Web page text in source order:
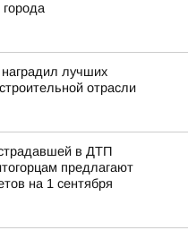
лучших
отрасли
в ДТП
предлагают
на 1 сентября